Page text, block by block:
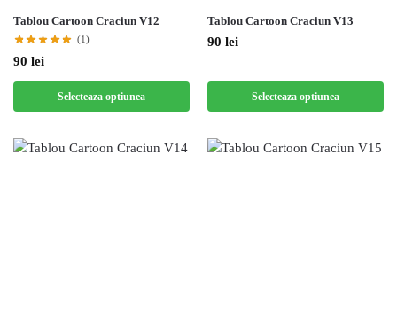
Tablou Cartoon Craciun V12
(1)
90 lei
Selecteaza optiunea
Tablou Cartoon Craciun V13
90 lei
Selecteaza optiunea